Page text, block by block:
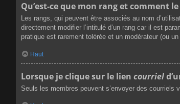
Qu’est-ce que mon rang et comment
Les rangs, qui peuvent être associés au nom
directement modifier l’intitulé d’un rang car il est
pratique est rarement tolérée et un modérateur (ou
Haut
Lorsque je clique sur le lien courriel
Seuls les membres peuvent s’envoyer des courriels